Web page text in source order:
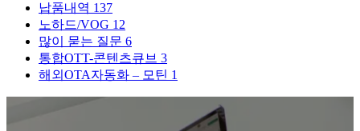
납품내역 137
노하드/VOG 12
많이 묻는 질문 6
통합OTT-콘텐츠큐브 3
해외OTA자동화 – 모틴 1